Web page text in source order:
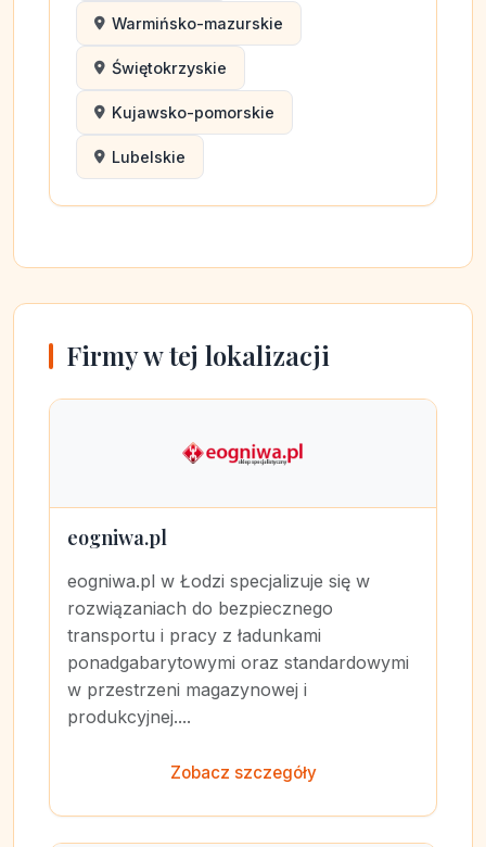
Warmińsko-mazurskie
Świętokrzyskie
Kujawsko-pomorskie
Lubelskie
Firmy w tej lokalizacji
eogniwa.pl
eogniwa.pl w Łodzi specjalizuje się w
rozwiązaniach do bezpiecznego
transportu i pracy z ładunkami
ponadgabarytowymi oraz standardowymi
w przestrzeni magazynowej i
produkcyjnej....
Zobacz szczegóły